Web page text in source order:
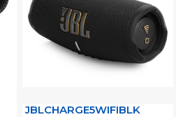
JBLCHARGE5WIFIBLK